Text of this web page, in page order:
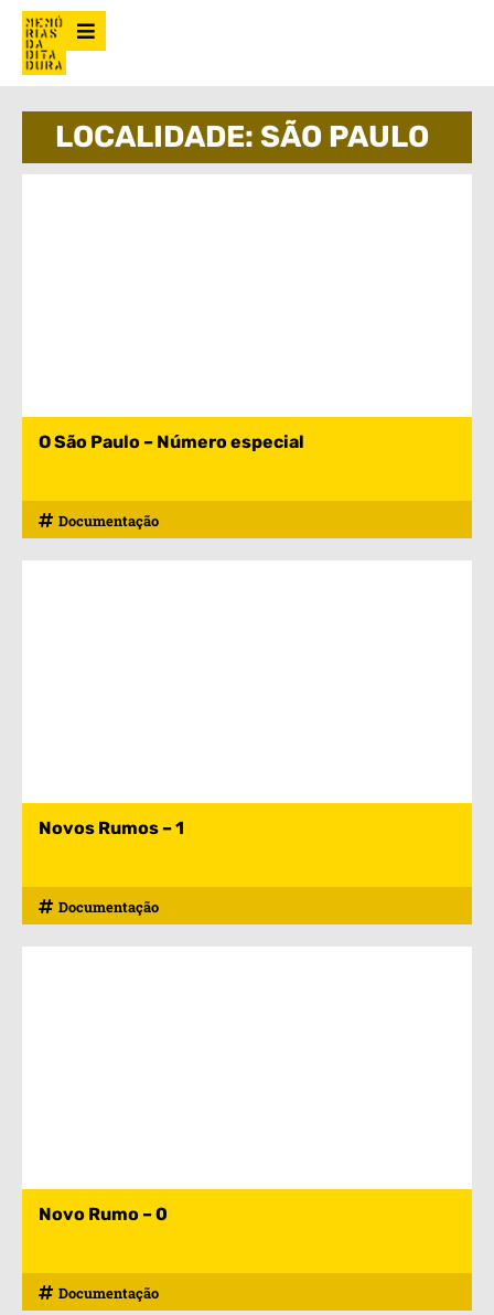
LOCALIDADE: SÃO PAULO
O São Paulo – Número especial
Documentação
Novos Rumos – 1
Documentação
Novo Rumo – 0
Documentação